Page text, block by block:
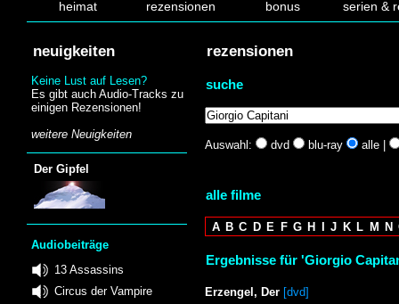
heimat rezensionen bonus serien &
neuigkeiten
Keine Lust auf Lesen?
Es gibt auch Audio-Tracks zu
einigen Rezensionen!
weitere Neuigkeiten
Der Gipfel
Audiobeiträge
13 Assassins
Circus der Vampire
rezensionen
suche
Auswahl: dvd blu-ray alle |
alle filme
A B C D E F G H I J K L M N
Ergebnisse für 'Giorgio
Erzengel, Der [dvd]